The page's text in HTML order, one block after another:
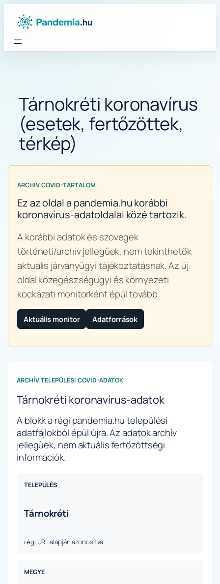
Tárnokréti koronavírus
(esetek, fertőzöttek,
térkép)
ARCHÍV COVID-TARTALOM
Ez az oldal a pandemia.hu korábbi
koronavírus-adatoldalai közé tartozik.
A korábbi adatok és szövegek
történeti/archív jellegűek, nem tekinthetők
aktuális járványügyi tájékoztatásnak. Az új
oldal közegészségügyi és környezeti
kockázati monitorként épül tovább.
Aktuális monitor Adatforrások
ARCHÍV TELEPÜLÉSI COVID-ADATOK
Tárnokréti koronavírus-adatok
A blokk a régi pandemia.hu települési
adatfájlokból épül újra. Az adatok archív
jellegűek, nem aktuális fertőzöttségi
információk.
TELEPÜLÉS
Tárnokréti
régi URL alapján azonosítva
MEGYE